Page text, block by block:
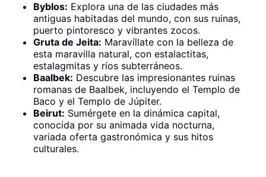
Byblos: Explora una de las ciudades más
antiguas habitadas del mundo, con sus ruinas,
puerto pintoresco y vibrantes zocos.
Gruta de Jeita: Maravíllate con la belleza de
esta maravilla natural, con estalactitas,
estalagmitas y ríos subterráneos.
Baalbek: Descubre las impresionantes ruinas
romanas de Baalbek, incluyendo el Templo de
Baco y el Templo de Júpiter.
Beirut: Sumérgete en la dinámica capital,
conocida por su animada vida nocturna,
variada oferta gastronómica y sus hitos
culturales.